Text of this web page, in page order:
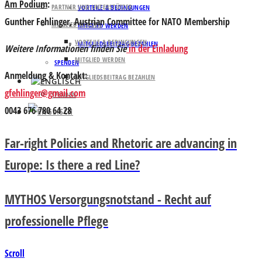
VORTEILE & BEDINGUNGEN
MITGLIED WERDEN
MITGLIEDSBEITRAG BEZAHLEN
SPENDEN
PARTNER UND UNTERSTÜTZER
MITGLIED WERDEN
VORTEILE & BEDINGUNGEN
MITGLIED WERDEN
MITGLIEDSBEITRAG BEZAHLEN
SPENDEN
Am Podium:
Gunther Fehlinger,Austrian Committee for NATO Membership
Weitere Informationen finden Siein der Einladung
Anmeldung & Kontakt:
gfehlinger@gmail.com
0043 676 780 64 28
Far-right Policies and Rhetoric are advancing in
Europe: Is there a red Line?
MYTHOS Versorgungsnotstand - Recht auf
professionelle Pflege
Scroll